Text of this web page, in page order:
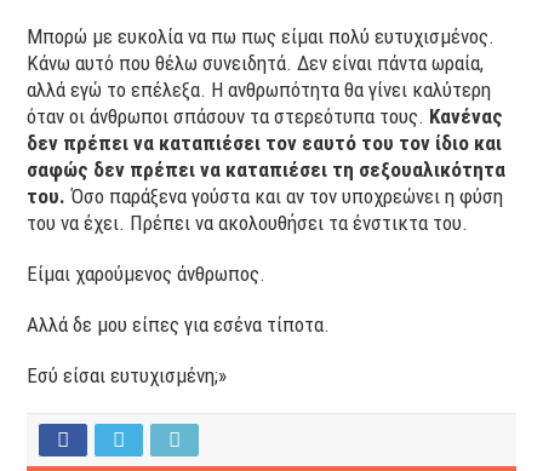
Μπορώ με ευκολία να πω πως είμαι πολύ ευτυχισμένος.
Κάνω αυτό που θέλω συνειδητά. Δεν είναι πάντα ωραία,
αλλά εγώ το επέλεξα. Η ανθρωπότητα θα γίνει καλύτερη
όταν οι άνθρωποι σπάσουν τα στερεότυπα τους. Κανένας
δεν πρέπει να καταπιέσει τον εαυτό του τον ίδιο και
σαφώς δεν πρέπει να καταπιέσει τη σεξουαλικότητα
του. Όσο παράξενα γούστα και αν τον υποχρεώνει η φύση
του να έχει. Πρέπει να ακολουθήσει τα ένστικτα του.
Είμαι χαρούμενος άνθρωπος.
Αλλά δε μου είπες για εσένα τίποτα.
Εσύ είσαι ευτυχισμένη;»